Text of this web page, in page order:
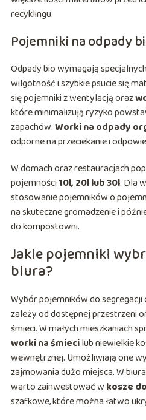
recyklingu.
Pojemniki na odpady
Odpady bio wymagają
wilgotność i szybkie psucie się
się pojemniki z wentylacją oraz
które minimalizują ryzyko
zapachów.Worki na odpady
odporne na przeciekanie i
W domach oraz restauracjach
pojemności10l, 20l lub 30l. Dla
stosowanie pojemników o
na skuteczne gromadzenie i
do kompostowni.
Jakie pojemniki
biura?
Wybór pojemników do
zależy od dostępnej przestrzeni
śmieci. W małych mieszkaniach
worki na śmiecilub niewielkie
wewnętrznej. Umożliwiają one
zajmowania dużo miejsca. W
warto zainwestować w kosze
szafkowe, które można łatwo